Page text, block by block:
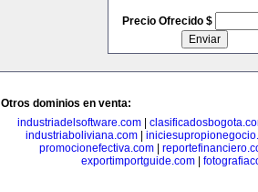
Precio Ofrecido $
Otros dominios en venta:
industriadelsoftware.com|
industriaboliviana.com|
promocionefectiva.com
exportimportguide.com